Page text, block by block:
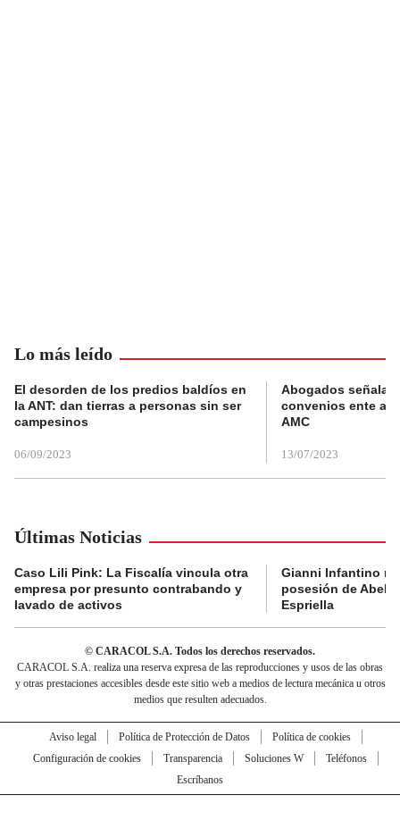
Lo más leído
El desorden de los predios baldíos en
la ANT: dan tierras a personas sin ser
campesinos
06/09/2023
Abogados
convenios ente
AMC
13/07/2023
Últimas Noticias
Caso Lili Pink: La Fiscalía vincula otra
empresa por presunto contrabando y
lavado de activos
Gianni Infantino
posesión de
Espriella
© CARACOL S.A. Todos los derechos reservados.
CARACOL S.A. realiza una reserva expresa de las reproducciones y usos de las obras
y otras prestaciones accesibles desde este sitio web a medios de lectura mecánica u otros
medios que resulten adecuados.
Aviso legal Política de Protección de Datos
Política de cookies
Configuración de cookies
Transparencia Soluciones W
Teléfonos
Escríbanos